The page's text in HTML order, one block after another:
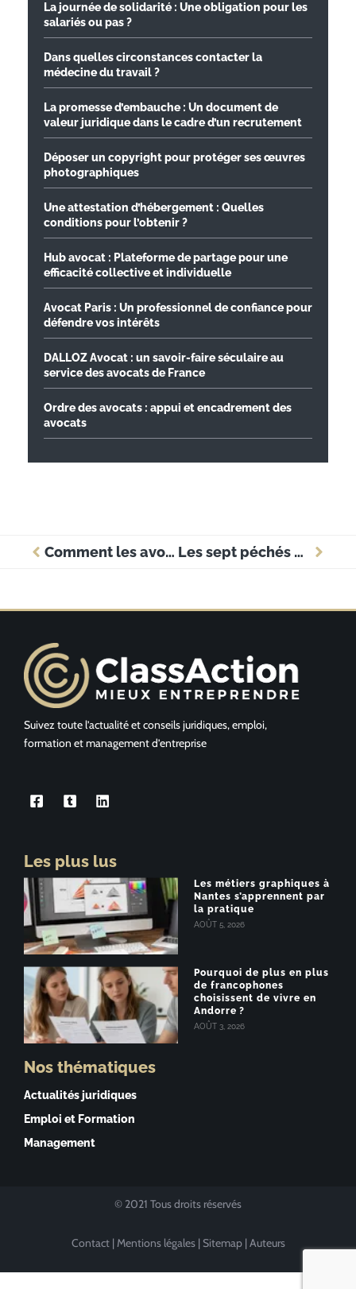
La journée de solidarité : Une obligation pour les
salariés ou pas ?
Dans quelles circonstances contacter la
médecine du travail ?
La promesse d’embauche : Un document de
valeur juridique dans le cadre d’un recrutement
Déposer un copyright pour protéger ses œuvres
photographiques
Une attestation d’hébergement : Quelles
conditions pour l’obtenir ?
Hub avocat : Plateforme de partage pour une
efficacité collective et individuelle
Avocat Paris : Un professionnel de confiance pour
défendre vos intérêts
DALLOZ Avocat : un savoir-faire séculaire au
service des avocats de France
Ordre des avocats : appui et encadrement des
avocats
Comment les avocats peuvent-ils mieux communiquer avec leurs clients ? Les sept péchés capitaux des avocats, n°4 : la gourmandise
Suivez toute l’actualité et conseils juridiques, emploi,
formation et management d’entreprise
Les plus lus
Les métiers graphiques à
Nantes s’apprennent par
la pratique
AOÛT 5, 2026
Pourquoi de plus en plus
de francophones
choisissent de vivre en
Andorre ?
AOÛT 3, 2026
Nos thématiques
Actualités juridiques
Emploi et Formation
Management
© 2021 Tous droits réservés
Contact|Mentions légales| Sitemap|Auteurs